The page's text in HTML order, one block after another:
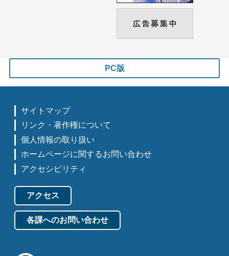
PC版
サイトマップ
リンク・著作権について
個人情報の取り扱い
ホームページに関するお問い合わせ
アクセシビリティ
アクセス
各課へのお問い合わせ